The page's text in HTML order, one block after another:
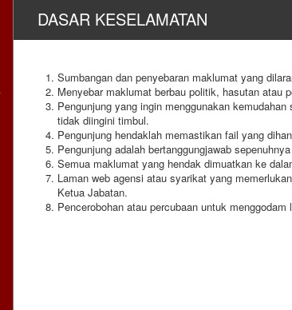
DASAR KESELAMATAN
Sumbangan dan penyebaran maklumat yang
Menyebar maklumat berbau politik, hasutan atau
Pengunjung yang ingin menggunakan
tidak diingini timbul.
Pengunjung hendaklah memastikan fail yang
Pengunjung adalah bertanggungjawab
Semua maklumat yang hendak dimuatkan ke
Laman web agensi atau syarikat yang
Ketua Jabatan.
Pencerobohan atau percubaan untuk